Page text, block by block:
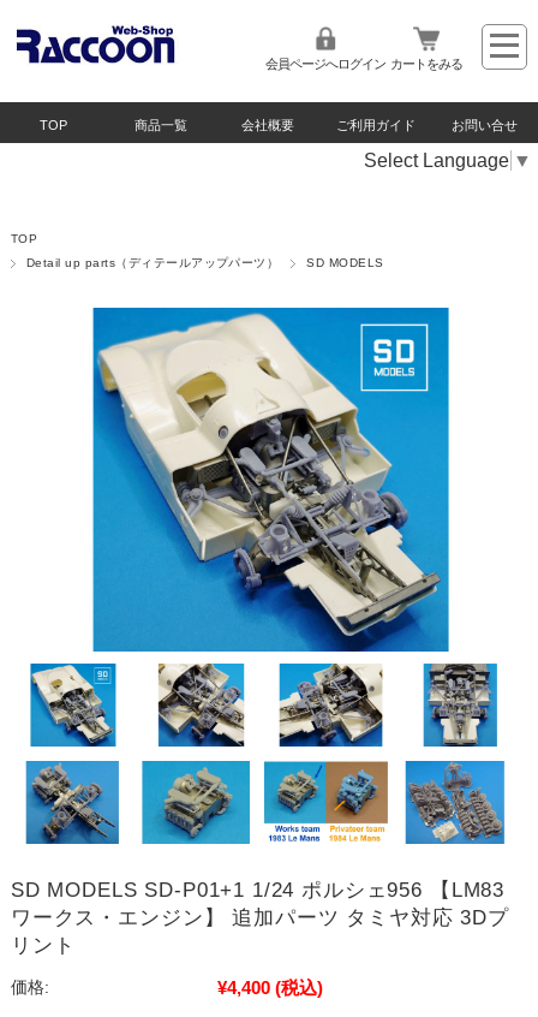
会員ページへログイン カートをみる
TOP 商品一覧 会社概要 ご利用ガイド お問い合せ
Select Language ▼
TOP
Detail up parts（ディテールアップパーツ）
SD MODELS
SD MODELS SD-P01+1 1/24 ポルシェ956 【LM83
ワークス・エンジン】 追加パーツ タミヤ対応 3Dプ
リント
価格: ¥4,400 (税込)